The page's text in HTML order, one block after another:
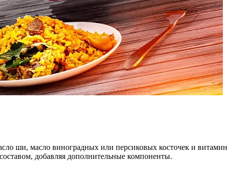
ши, масло виноградных или персиковых косточек и витамин
добавляя дополнительные компоненты.